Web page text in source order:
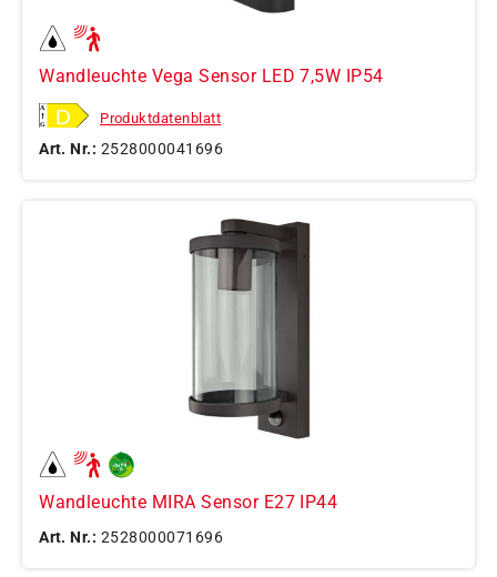
Wandleuchte Vega Sensor LED 7,5W IP54
Produktdatenblatt
Art. Nr.: 2528000041696
Wandleuchte MIRA Sensor E27 IP44
Art. Nr.: 2528000071696